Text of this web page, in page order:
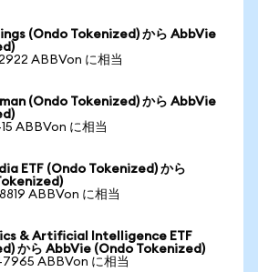
(Ondo Tokenized) から AbbVie
ABBVon に相当
(Ondo Tokenized) から AbbVie
ABBVon に相当
ETF (Ondo Tokenized) から
ABBVon に相当
& Artificial Intelligence ETF
から AbbVie (Ondo Tokenized)
ABBVon に相当